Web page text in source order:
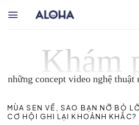
qua
Khám
những concept video nghệ
MÙA SEN VỀ, SAO BẠN NỠ BỎ
CƠ HỘI GHI LẠI KHOẢNH KHẮC?